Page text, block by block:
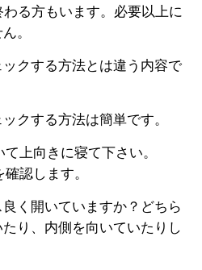
わる方もいます。必要以上に
。
クする方法とは違う内容で
クする方法は簡単です。
上向きに寝て下さい。
認します。
く開いていますか？どちら
り、内側を向いていたりし